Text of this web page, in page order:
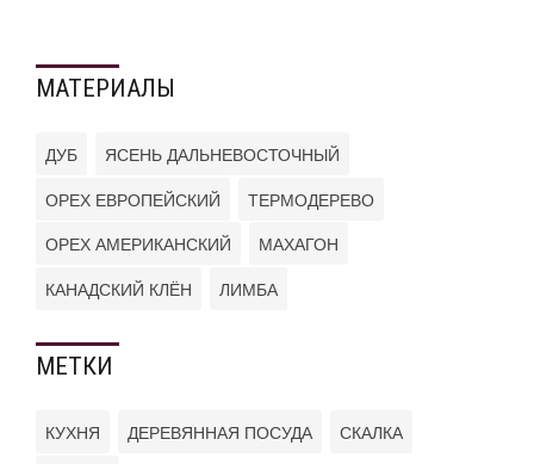
МАТЕРИАЛЫ
ДУБ
ЯСЕНЬ ДАЛЬНЕВОСТОЧНЫЙ
ОРЕХ ЕВРОПЕЙСКИЙ
ТЕРМОДЕРЕВО
ОРЕХ АМЕРИКАНСКИЙ
МАХАГОН
КАНАДСКИЙ КЛЁН
ЛИМБА
МЕТКИ
КУХНЯ ДЕРЕВЯННАЯ ПОСУДА
СКАЛКА